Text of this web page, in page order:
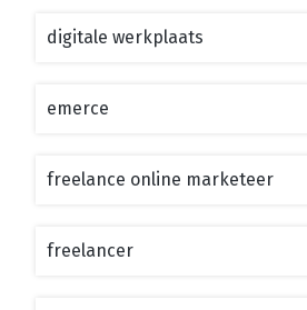
digitale werkplaats
emerce
freelance online marketeer
freelancer